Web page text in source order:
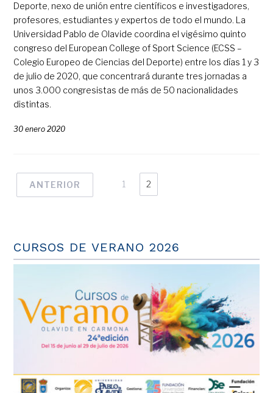
Deporte, nexo de unión entre científicos e investigadores,
profesores, estudiantes y expertos de todo el mundo. La
Universidad Pablo de Olavide coordina el vigésimo quinto
congreso del European College of Sport Science (ECSS –
Colegio Europeo de Ciencias del Deporte) entre los días 1 y 3
de julio de 2020, que concentrará durante tres jornadas a
unos 3.000 congresistas de más de 50 nacionalidades
distintas.
30 enero 2020
ANTERIOR 1 2
CURSOS DE VERANO 2026